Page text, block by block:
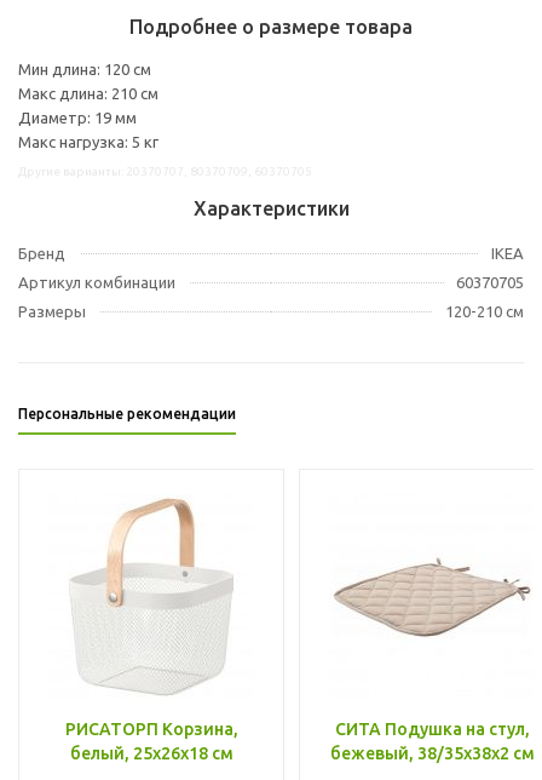
Подробнее о размере товара
Мин длина: 120 см
Макс длина: 210 см
Диаметр: 19 мм
Макс нагрузка: 5 кг
Характеристики
Бренд
IKEA
Артикул комбинации
60370705
Размеры
120-210 см
Персональные рекомендации
РИСАТОРП Корзина,
белый, 25x26x18 см
СИТА Подушка на стул,
бежевый, 38/35x38x2 см